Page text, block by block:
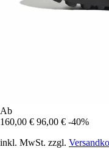
Ab
160,00 € 96,00 € -40%
inkl. MwSt. zzgl.